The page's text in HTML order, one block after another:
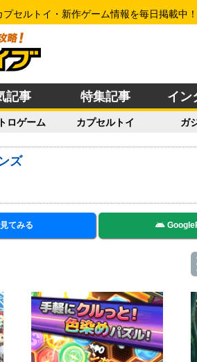
セルトイ・新作ゲーム情報を毎日掲載中！
記事 特集記事 イン
ロゲーム カプセルトイ ガ
ズ
てみる